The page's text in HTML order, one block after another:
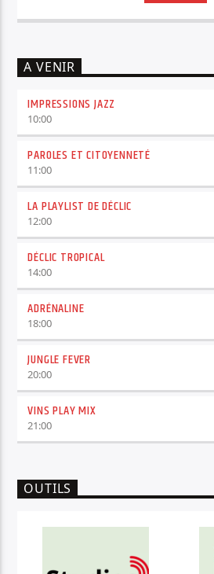
A VENIR
IMPRESSIONS JAZZ
10:00
PAROLES ET CITOYENNETÉ
11:00
LA PLAYLIST DE DÉCLIC
12:00
DÉCLIC TROPICAL
14:00
ADRÉNALINE
18:00
JUNGLE FEVER
20:00
VINS PLAY MIX
21:00
OUTILS